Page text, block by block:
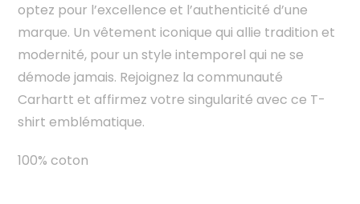
optez pour l’excellence et l’authenticité d’une
marque. Un vêtement iconique qui allie tradition et
modernité, pour un style intemporel qui ne se
démode jamais. Rejoignez la communauté
Carhartt et affirmez votre singularité avec ce T-
shirt emblématique.
100% coton